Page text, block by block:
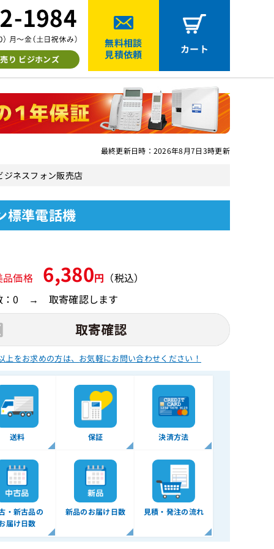
り ビジホンズ
無料相談
見積依頼
カート
最終更新日時：2026年8月7日3時更新
ジネスフォン販売店
標準電話機
品価格 6,380円 （税込）
：0 → 取寄確認します
上をお求めの方は、 お気軽にお問い合わせください！
送料 保証 決済方法
・新古品の
届け日数
新品のお届け日数 見積・発注の流れ